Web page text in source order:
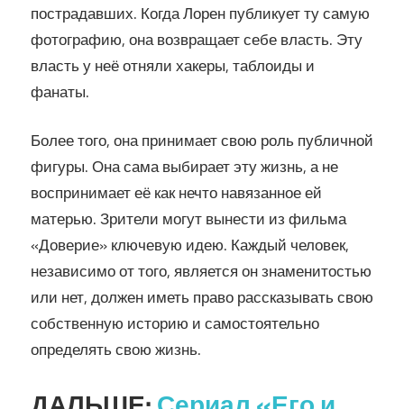
пострадавших. Когда Лорен публикует ту самую
фотографию, она возвращает себе власть. Эту
власть у неё отняли хакеры, таблоиды и
фанаты.
Более того, она принимает свою роль публичной
фигуры. Она сама выбирает эту жизнь, а не
воспринимает её как нечто навязанное ей
матерью. Зрители могут вынести из фильма
«Доверие» ключевую идею. Каждый человек,
независимо от того, является он знаменитостью
или нет, должен иметь право рассказывать свою
собственную историю и самостоятельно
определять свою жизнь.